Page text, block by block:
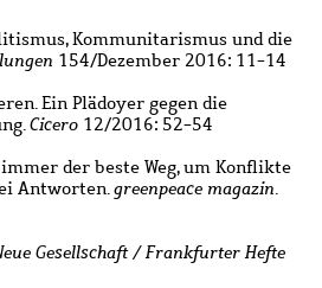
Kommunitarismus und die
154/Dezember 2016: 11-14
Ein Plädoyer gegen die
Cicero 12/2016: 52-54
der beste Weg, um Konflikte
Antworten.greenpeace magazin.
Gesellschaft / Frankfurter Hefte